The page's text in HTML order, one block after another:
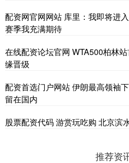
配资网官网网站 库里：我即将进
赛季我充满期待
在线配资论坛官网 WTA500柏林
缘晋级
配资首选门户网站 伊朗最高领袖
留在国内
股票配资代码 游赏玩吃购 北京滨
推荐资